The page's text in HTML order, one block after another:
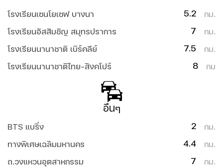
โรงเรียนเซนโยเซฟ บางนา 5.2 กม.
โรงเรียนอัสสัมชัญ สมุทรปราการ 7 กม.
โรงเรียนนานาชาติ เบิร์คลีย์ 7.5 กม.
โรงเรียนนานาชาติไทย-สิงคโปร์ 8 กม
อื่นๆ
BTS แบริ่ง 2 กม.
ทางพิเศษเฉลิมมหานคร 4.4 กม.
ถ.วงแหวนอุตสาหกรรม 7 กม.